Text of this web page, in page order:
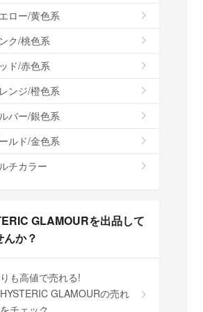
ロー/黄色系
ク/桃色系
ド/赤色系
ンジ/橙色系
バー/銀色系
ルド/金色系
チカラー
GLAMOURを出品して
か？
も高値で売れる!
GLAMOURの売れ
チェック